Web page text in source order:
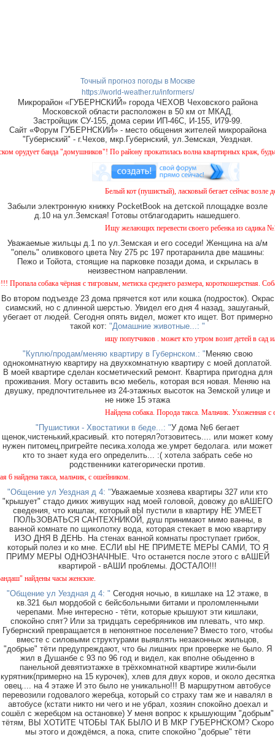
Точный прогноз погоды в Москве
https://world-weather.ru/informers/
Микрорайон «ГУБЕРНСКИЙ» города ЧЕХОВ Чеховского района
Московской области расположен в 50 км от МКАД.
Застройщик СУ-155, дома серии ИП-46С, И-155, И79-99.
Сайт «Форум ГУБЕРНСКИЙ» - место общения жителей микрорайона
"Губернский" - г.Чехов, мкр.Губернский, ул.Земская, Уездная.
банда "домушников"! По району прокатилась волна квартирных краж, будьте
Белый кот (пушистый), ласковый бегает сейчас возле
Забыли электронную книжку PocketBook на детской площадке возле
д.10 на ул.Земская! Готовы отблагодарить нашедшего.
Ищу желающих перевести своего ребенка из садика
Уважаемые жильцы д.1 по ул.Земская и его соседи! Женщина на а/м
"опель" оливкового цвета №у 275 рс 197 протаранила две машины:
Пежо и Тойота, стоящие на парковке позади дома, и скрылась в
неизвестном направлении.
собака чёрная с тигровым, метиска среднего размера, короткошерстная. Собака
Во втором подъезде 23 дома прячется кот или кошка (подросток). Окрас
сиамский, но с длинной шерстью. Увидел его дня 4 назад, зашуганый,
убегает от людей. Сегодня опять видел, может кто ищет. Вот примерно
такой кот: "Домашние животные...: "
ищу попутчиков . может кто утром возит детей в сад
"Куплю/продам/меняю квартиру в Губернском.: " Меняю свою
однокомнатную квартиру на двухкомнатную квартиру с моей доплатой.
В моей квартире сделан косметический ремонт. Квартира пригодна для
проживания. Могу оставить всю мебель, которая вся новая. Меняю на
двушку, предпочтительнее из 24-этажных высоток на Земской улице и
не ниже 15 этажа
Найдена собака. Порода такса. Мальчик. Ухоженная с
"Пушистики - Хвостатики в беде...: "У дома №6 бегает
щенок,чистенький,красивый. кто потерял?отзовитесь.... или может кому
нужен питомец,пригрейте песика.холода же.умрет бедолага. или может
кто то знает куда его определить... :( хотела забрать себе но
родственники категорически против.
такса, мальчик, с ошейником.
"Общение ул Уездная д 4: "Уважаемые хозяева квартиры 327 или кто
"крышует" стадо диких живущих над моей головой, довожу до вАШЕГО
сведения, что кишлак, который вЫ пустили в квартиру НЕ УМЕЕТ
ПОЛЬЗОВАТЬСЯ САНТЕХНИКОЙ, душ принимают мимо ванны, в
ванной комнате по щиколотку вода, которая стекает в мою квартиру
ИЗО ДНЯ В ДЕНЬ. На стенах ванной комнаты проступает грибок,
который полез и ко мне. ЕСЛИ вЫ НЕ ПРИМЕТЕ МЕРЫ САМИ, ТО Я
ПРИМУ МЕРЫ ОДНОЗНАЧНЫЕ. Что останется после этого с вАШЕЙ
квартирой - вАШИ проблемы. ДОСТАЛО!!!
найдены часы женские.
"Общение ул Уездная д 4: " Сегодня ночью, в кишлаке на 12 этаже, в
кв.321 был мордобой с бейсбольными битами и проломленными
черепами. Мне интересно - тёти, которые крышуют эти кишлаки,
спокойно спят? Или за тридцать серебряников им плевать, что мкр.
Губернский превращается в непонятное поселение? Вместо того, чтобы
вместе с силовыми структурами выявлять незаконных жильцов,
"добрые" тёти предупреждают, что бы лишних при проверке не было. Я
жил в Душанбе с 93 по 96 год и видел, как вполне обыденно в
панельной девятиэтажке в трёхкомнатной квартире жили-были
курятник(примерно на 15 курочек), хлев для двух коров, и около десятка
овец.... на 4 этаже И это было не уникально!!! В маршрутном автобусе
перевозили годовалого жеребца, который со страху там же и навалял в
автобусе (кстати никто ни чего и не убрал, хозяин спокойно доехал и
сошёл с жеребцом на остановке) У меня вопрос к крышующим "добрым"
тётям, ВЫ ХОТИТЕ ЧТОБЫ ТАК БЫЛО И В МКР ГУБЕРНСКОМ? Скоро
мы этого и дождёмся, а пока, спите спокойно "добрые" тёти